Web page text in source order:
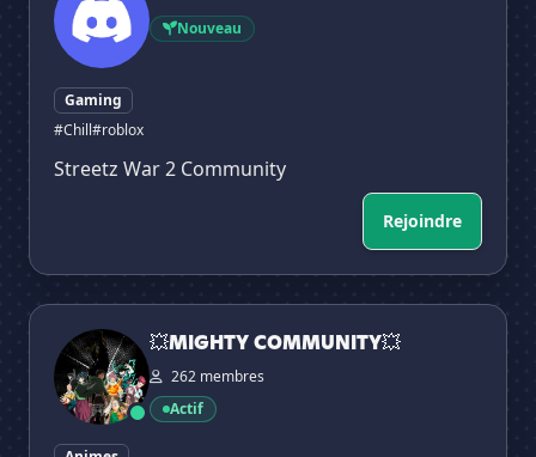
Nouveau
Gaming
#Chill#roblox
Streetz War 2 Community
Rejoindre
💥MIGHTY COMMUNITY💥
💥MIGHTY COMMUNITY💥
262 membres
Actif